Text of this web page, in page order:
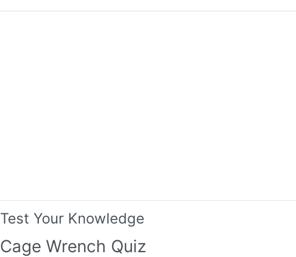
Test Your Knowledge
Cage Wrench Quiz